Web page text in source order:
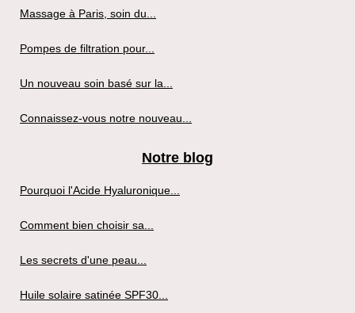
Massage à Paris, soin du...
Pompes de filtration pour...
Un nouveau soin basé sur la...
Connaissez-vous notre nouveau...
Notre blog
Pourquoi l'Acide Hyaluronique...
Comment bien choisir sa...
Les secrets d'une peau...
Huile solaire satinée SPF30...